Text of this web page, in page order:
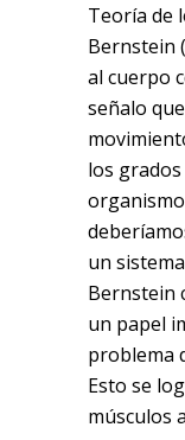
Teoría de
Bernstein
al cuerpo
señalo
los
un
Bernstein
un papel
problema
Esto se
músculos